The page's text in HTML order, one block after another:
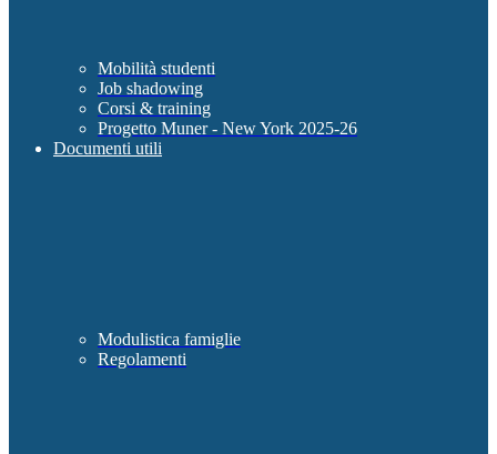
Mobilità studenti
Job shadowing
Corsi & training
Progetto Muner - New York 2025-26
Documenti utili
Modulistica famiglie
Regolamenti